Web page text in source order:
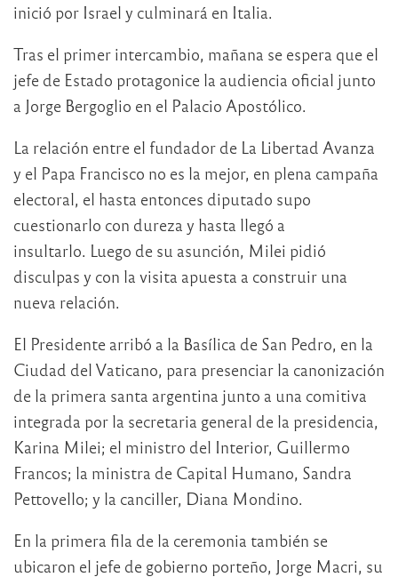
inició por Israel y culminará en Italia.
Tras el primer intercambio, mañana se espera que el
jefe de Estado protagonice la audiencia oficial junto
a Jorge Bergoglio en el Palacio Apostólico.
La relación entre el fundador de La Libertad Avanza
y el Papa Francisco no es la mejor, en plena campaña
electoral, el hasta entonces diputado supo
cuestionarlo con dureza y hasta llegó a
insultarlo. Luego de su asunción, Milei pidió
disculpas y con la visita apuesta a construir una
nueva relación.
El Presidente arribó a la Basílica de San Pedro, en la
Ciudad del Vaticano, para presenciar la canonización
de la primera santa argentina junto a una comitiva
integrada por la secretaria general de la presidencia,
Karina Milei; el ministro del Interior, Guillermo
Francos; la ministra de Capital Humano, Sandra
Pettovello; y la canciller, Diana Mondino.
En la primera fila de la ceremonia también se
ubicaron el jefe de gobierno porteño, Jorge Macri, su